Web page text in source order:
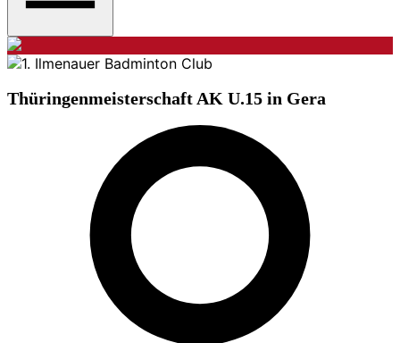
Thüringenmeisterschaft AK U.15 in Gera